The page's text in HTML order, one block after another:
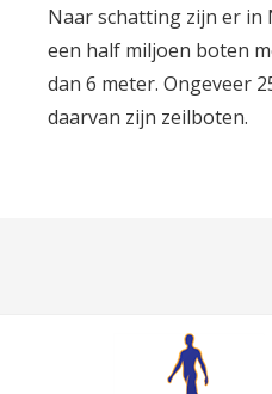
Naar schatting zijn er in
een half miljoen boten
dan 6 meter. Ongeveer
daarvan zijn zeilboten.